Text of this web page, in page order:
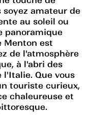
soyez amateur de
au soleil ou
panoramique
Menton est
de l'atmosphère
à l'abri des
Que vous
touriste curieux,
chaleureuse et